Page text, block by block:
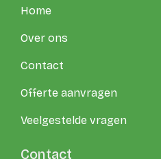
Home
Over ons
Contact
Offerte aanvragen
Veelgestelde vragen
Contact